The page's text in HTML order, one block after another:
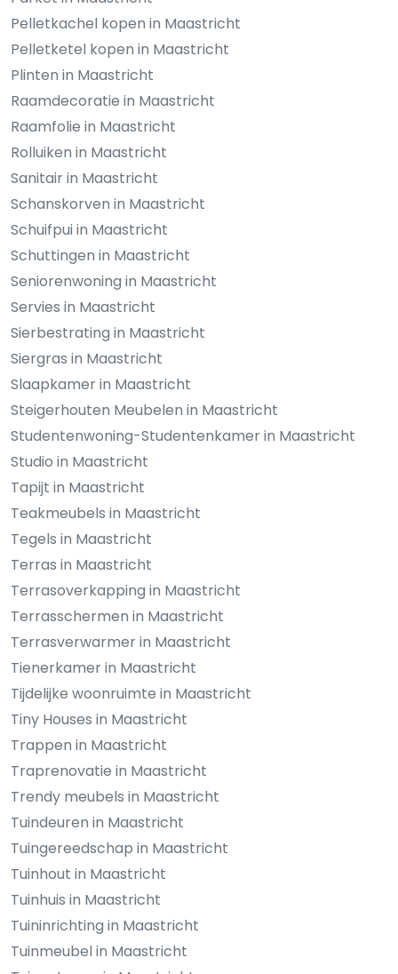
Pelletkachel kopen in Maastricht
Pelletketel kopen in Maastricht
Plinten in Maastricht
Raamdecoratie in Maastricht
Raamfolie in Maastricht
Rolluiken in Maastricht
Sanitair in Maastricht
Schanskorven in Maastricht
Schuifpui in Maastricht
Schuttingen in Maastricht
Seniorenwoning in Maastricht
Servies in Maastricht
Sierbestrating in Maastricht
Siergras in Maastricht
Slaapkamer in Maastricht
Steigerhouten Meubelen in Maastricht
Studentenwoning-Studentenkamer in Maastricht
Studio in Maastricht
Tapijt in Maastricht
Teakmeubels in Maastricht
Tegels in Maastricht
Terras in Maastricht
Terrasoverkapping in Maastricht
Terrasschermen in Maastricht
Terrasverwarmer in Maastricht
Tienerkamer in Maastricht
Tijdelijke woonruimte in Maastricht
Tiny Houses in Maastricht
Trappen in Maastricht
Traprenovatie in Maastricht
Trendy meubels in Maastricht
Tuindeuren in Maastricht
Tuingereedschap in Maastricht
Tuinhout in Maastricht
Tuinhuis in Maastricht
Tuininrichting in Maastricht
Tuinmeubel in Maastricht